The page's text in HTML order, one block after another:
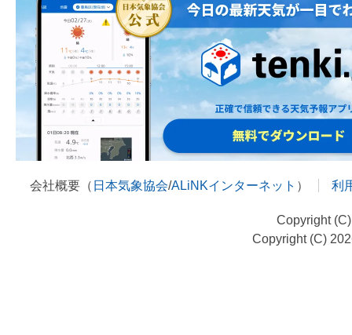
会社概要（ 日本気象協会/ALiNKインターネット ） 利
Copyright
Copyright (C)